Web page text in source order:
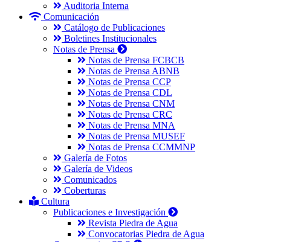
Auditoria Interna
Comunicación
Catálogo de Publicaciones
Boletines Institucionales
Notas de Prensa
Notas de Prensa FCBCB
Notas de Prensa ABNB
Notas de Prensa CCP
Notas de Prensa CDL
Notas de Prensa CNM
Notas de Prensa CRC
Notas de Prensa MNA
Notas de Prensa MUSEF
Notas de Prensa CCMMNP
Galería de Fotos
Galería de Videos
Comunicados
Coberturas
Cultura
Publicaciones e Investigación
Revista Piedra de Agua
Convocatorias Piedra de Agua